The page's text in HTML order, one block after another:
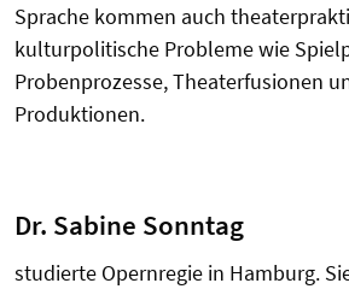
Sprache kommen auch
kulturpolitische Probleme wie
Probenprozesse, Theaterfusionen
Produktionen.
Dr. Sabine Sonntag
studierte Opernregie in Hamburg.